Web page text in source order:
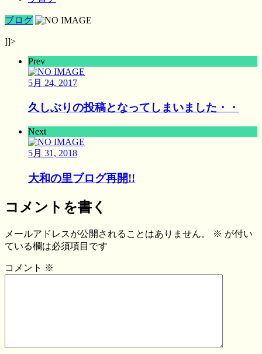
ブログ
]]>
Prev
5月 24, 2017
久しぶりの投稿となってしまいました・・
Next
5月 31, 2018
大和の里ブログ再開!!
コメントを書く
メールアドレスが公開されることはありません。 ※ が付い
ている欄は必須項目です
コメント ※